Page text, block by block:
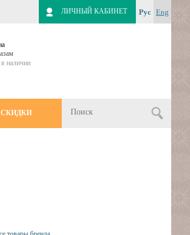
Рус Eng
ЛИЧНЫЙ КАБИНЕТ
в наличии
СКИДКИ